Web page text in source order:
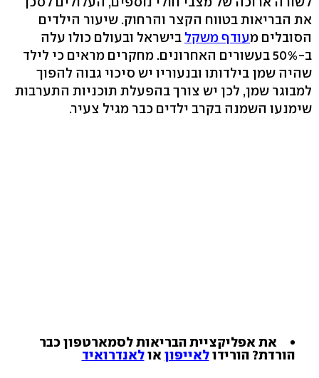
את הבריאות בטווח הקצר והרחוק. שיעור הילדים
הסובלים מעודף משקל בישראל ובעולם כולו עלה
ב-50% בעשורים האחרונים. מחקרים מראים כי לילד
שהיה שמן בילדותו ובנעוריו יש סיכוי גבוה להפוך
למבוגר שמן, לכן יש צורך בהפעלת תוכניות התערבות
שימנעו השמנה בקרב ילדים כבר מגיל צעיר.
את אפליקציית הבריאות לסמארטפון כבר
הורדת? הורידולאייפון אולאנדרואיד